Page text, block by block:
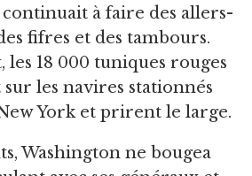
à faire des allers-
fifres et des tambours.
les 18 000 tuniques rouges
les navires stationnés
York et prirent le large.
Washington ne bougea